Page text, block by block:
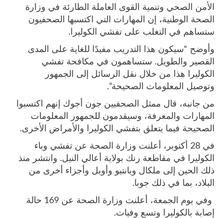
الأمن الصحي وتنمية القوى العاملة الطارئة في وزارة
الصحة الوطنية، إن المهارات التي اكتسبها الصحفيون
ستساهم في التغلب على تفشي الكوليرا.
وأوضح “سيكون هذا التدريب مفيدًا للغاية على المدى
القصير والطويل. ستساهمون في مكافحة تفشي
الكوليرا هذا من خلال نقل الرسائل إلى الجمهور
وتوصيل المعلومات الصحيحة”.
من جانبه، قال ممثل الصحفيين جون أجوك إنهم اكتسبوا
المهارات والمعرفة، وسيقدمون للجمهور المعلومات
الصحيحة فيما يتعلق بتفشي الكوليرا والأمراض الأخرى.
في 28 أكتوبر، أعلنت وزارة الصحة عن تفشي وباء
الكوليرا في مقاطعة رنك بولاية أعالي النيل. وانتشر منذ
ذلك الحين إلى ملكال وبانتيو وأويل وأجزاء أخرى من
البلاد، بما في ذلك جوبا.
وفي يوم الجمعة، أعلنت وزارة الصحة عن 169 حالة
إصابة بالكوليرا وتسع وفيات.